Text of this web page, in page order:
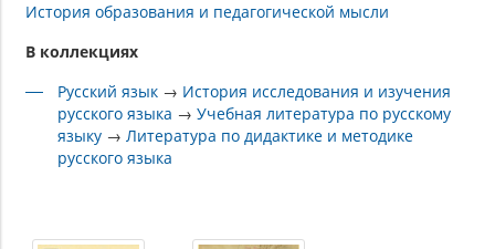
История образования и педагогической мысли
В коллекциях
Русский язык → История исследования и изучения
русского языка →Учебная литература по русскому
языку →Литература по дидактике и методике
русского языка